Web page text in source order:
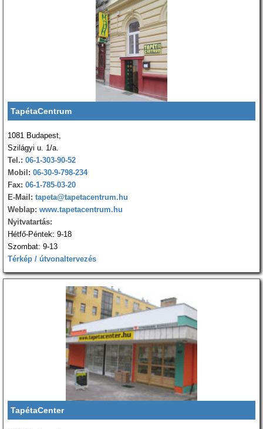
TapétaCentrum
1081 Budapest,
Szilágyi u. 1/a.
Tel.: 06-1-303-90-52
Mobil: 06-30-9-798-234
Fax: 06-1-785-03-20
E-Mail: tapeta@tapetacentrum.hu
Weblap: www.tapetacentrum.hu
Nyitvatartás:
Hétfő-Péntek: 9-18
Szombat: 9-13
Térkép / útvonaltervezés
TapétaCenter